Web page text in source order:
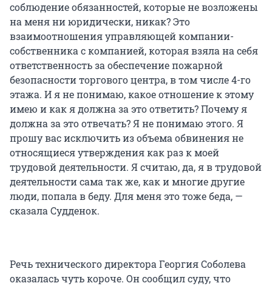
соблюдение обязанностей, которые не возложены
на меня ни юридически, никак? Это
взаимоотношения управляющей компании-
собственника с компанией, которая взяла на себя
ответственность за обеспечение пожарной
безопасности торгового центра, в том числе 4-го
этажа. И я не понимаю, какое отношение к этому
имею и как я должна за это ответить? Почему я
должна за это отвечать? Я не понимаю этого. Я
прошу вас исключить из объема обвинения не
относящиеся утверждения как раз к моей
трудовой деятельности. Я считаю, да, я в трудовой
деятельности сама так же, как и многие другие
люди, попала в беду. Для меня это тоже беда, —
сказала Судденок.
Речь технического директора Георгия Соболева
оказалась чуть короче. Он сообщил суду, что